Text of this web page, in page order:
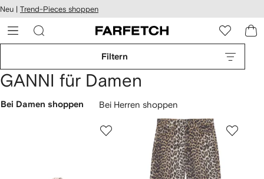
zum
Neu | Trend-Pieces shoppen
Filtern
GANNI für Damen
Bei Damen shoppen Bei Herren shoppen